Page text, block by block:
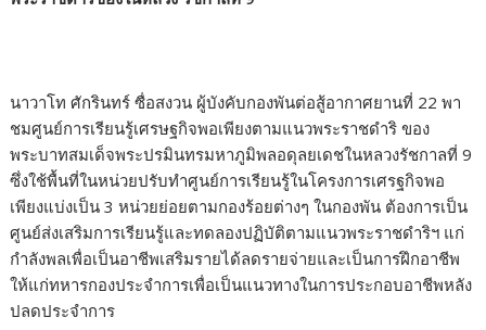
นาวาโท ศักรินทร์ ซื่อสงวน ผู้บังคับกองพันต่อสู้อากาศยานที่ 22 พา
ชมศูนย์การเรียนรู้เศรษฐกิจพอเพียงตามแนวพระราชดำริ ของ
พระบาทสมเด็จพระปรมินทรมหาภูมิพลอดุลยเดชในหลวงรัชกาลที่ 9
ซึ่งใช้พื้นที่ในหน่วยปรับทำศูนย์การเรียนรู้ในโครงการเศรฐกิจพอ
เพียงแบ่งเป็น 3 หน่วยย่อยตามกองร้อยต่างๆ ในกองพัน ต้องการเป็น
ศูนย์ส่งเสริมการเรียนรู้และทดลองปฏิบัติตามแนวพระราชดำริฯ แก่
กำลังพลเพื่อเป็นอาชีพเสริมรายได้ลดรายจ่ายและเป็นการฝึกอาชีพ
ให้แก่ทหารกองประจำการเพื่อเป็นแนวทางในการประกอบอาชีพหลัง
ปลดประจำการ